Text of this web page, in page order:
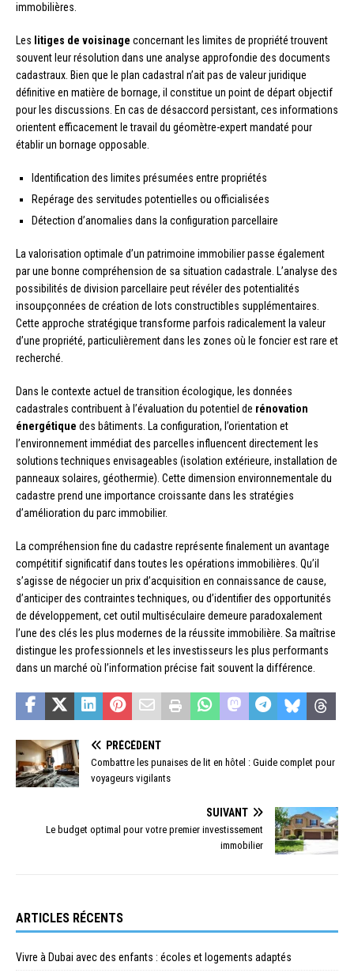
immobilières.
Les litiges de voisinage concernant les limites de propriété trouvent
souvent leur résolution dans une analyse approfondie des documents
cadastraux. Bien que le plan cadastral n’ait pas de valeur juridique
définitive en matière de bornage, il constitue un point de départ objectif
pour les discussions. En cas de désaccord persistant, ces informations
orientent efficacement le travail du géomètre-expert mandaté pour
établir un bornage opposable.
Identification des limites présumées entre propriétés
Repérage des servitudes potentielles ou officialisées
Détection d’anomalies dans la configuration parcellaire
La valorisation optimale d’un patrimoine immobilier passe également
par une bonne compréhension de sa situation cadastrale. L’analyse des
possibilités de division parcellaire peut révéler des potentialités
insoupçonnées de création de lots constructibles supplémentaires.
Cette approche stratégique transforme parfois radicalement la valeur
d’une propriété, particulièrement dans les zones où le foncier est rare et
recherché.
Dans le contexte actuel de transition écologique, les données
cadastrales contribuent à l’évaluation du potentiel de rénovation
énergétique des bâtiments. La configuration, l’orientation et
l’environnement immédiat des parcelles influencent directement les
solutions techniques envisageables (isolation extérieure, installation de
panneaux solaires, géothermie). Cette dimension environnementale du
cadastre prend une importance croissante dans les stratégies
d’amélioration du parc immobilier.
La compréhension fine du cadastre représente finalement un avantage
compétitif significatif dans toutes les opérations immobilières. Qu’il
s’agisse de négocier un prix d’acquisition en connaissance de cause,
d’anticiper des contraintes techniques, ou d’identifier des opportunités
de développement, cet outil multiséculaire demeure paradoxalement
l’une des clés les plus modernes de la réussite immobilière. Sa maîtrise
distingue les professionnels et les investisseurs les plus performants
dans un marché où l’information précise fait souvent la différence.
PRÉCÉDENT
Combattre les punaises de lit en hôtel : Guide complet pour
voyageurs vigilants
SUIVANT
Le budget optimal pour votre premier investissement
immobilier
ARTICLES RÉCENTS
Vivre à Dubai avec des enfants : écoles et logements adaptés